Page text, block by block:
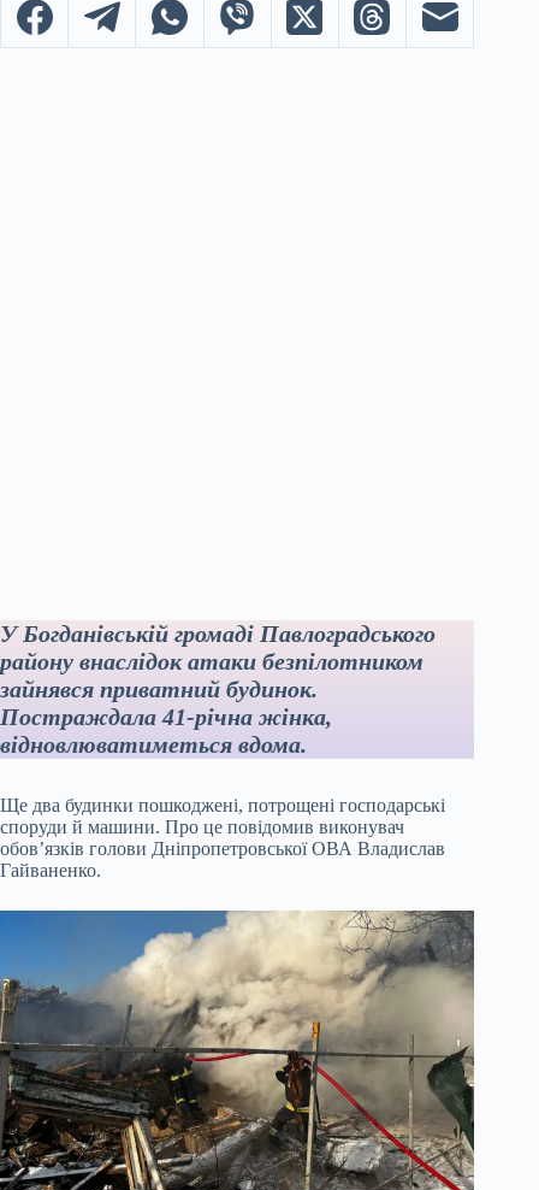
У Богданівській громаді Павлоградського
району внаслідок атаки безпілотником
зайнявся приватний будинок.
Постраждала 41‑річна жінка,
відновлюватиметься вдома.
Ще два будинки пошкоджені, потрощені господарські
споруди й машини. Про це повідомив виконувач
обов’язків голови Дніпропетровської ОВА Владислав
Гайваненко.